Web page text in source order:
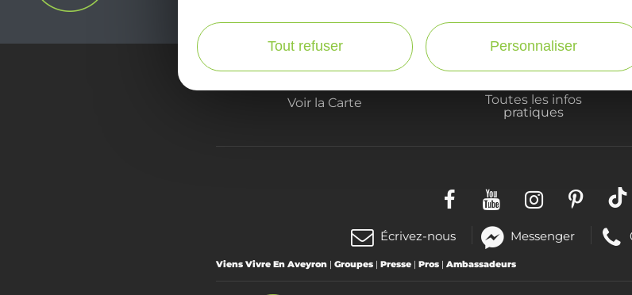
Voir la Carte
Toutes les infos
pratiques
Écrivez-nous Messenger(nouvelle
fenêtre)
Viens Vivre En Aveyron | Groupes | Presse | Pros | Ambassadeurs
Tout refuser Personnaliser